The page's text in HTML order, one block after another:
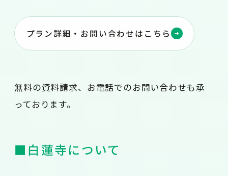
プラン詳細・お問い合わせはこちら
無料の資料請求、お電話でのお問い合わせも承
っております。
■白蓮寺について